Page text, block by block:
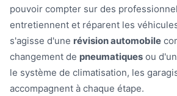
pouvoir compter sur des
entretiennent et réparent les
s'agisse d'une révision automobile
changement de pneumatiques ou
le système de climatisation, les
accompagnent à chaque étape.